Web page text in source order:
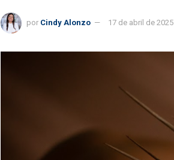
por Cindy Alonzo 17 de abril de 2025